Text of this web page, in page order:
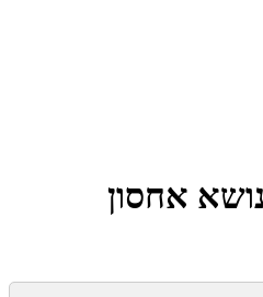
אחסון